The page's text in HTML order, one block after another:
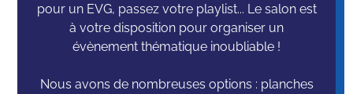
pour un EVG, passez votre playlist... Le salon est
à votre disposition pour organiser un
évènement thématique inoubliable !
Nous avons de nombreuses options : planches